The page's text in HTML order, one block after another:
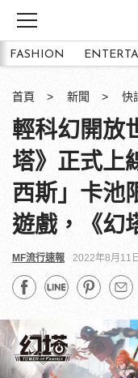
FASHION
首頁 新聞 快
輕科幻開放
塔》正式上
西斯」卡池
遊戲，《幻
MF流行速報 2022年8月11